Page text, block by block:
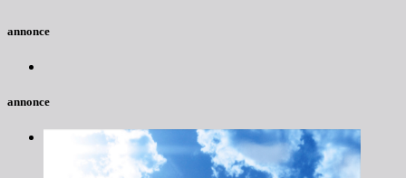
annonce
annonce